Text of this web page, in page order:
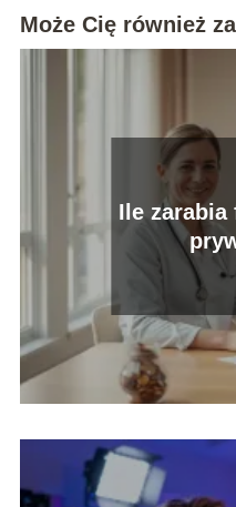
Może Cię również
Ile zarabia